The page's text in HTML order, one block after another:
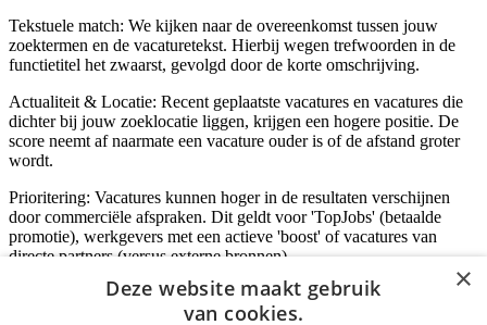
Tekstuele match: We kijken naar de overeenkomst tussen jouw
zoektermen en de vacaturetekst. Hierbij wegen trefwoorden in de
functietitel het zwaarst, gevolgd door de korte omschrijving.
Actualiteit & Locatie: Recent geplaatste vacatures en vacatures die
dichter bij jouw zoeklocatie liggen, krijgen een hogere positie. De
score neemt af naarmate een vacature ouder is of de afstand groter
wordt.
Prioritering: Vacatures kunnen hoger in de resultaten verschijnen
door commerciële afspraken. Dit geldt voor 'TopJobs' (betaalde
promotie), werkgevers met een actieve 'boost' of vacatures van
directe partners (versus externe bronnen).
×
Deze website maakt gebruik
van cookies.